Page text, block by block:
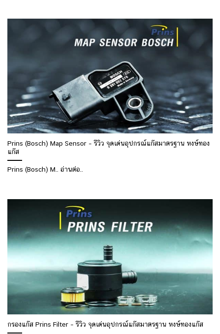
Prins (Bosch) Map Sensor – รีวิว จุดเด่นอุปกรณ์แก๊สมาตรฐาน หงษ์ทอง
แก๊ส
Prins (Bosch) M.. อ่านต่อ..
กรองแก๊ส Prins Filter – รีวิว จุดเด่นอุปกรณ์แก๊สมาตรฐาน หงษ์ทองแก๊ส